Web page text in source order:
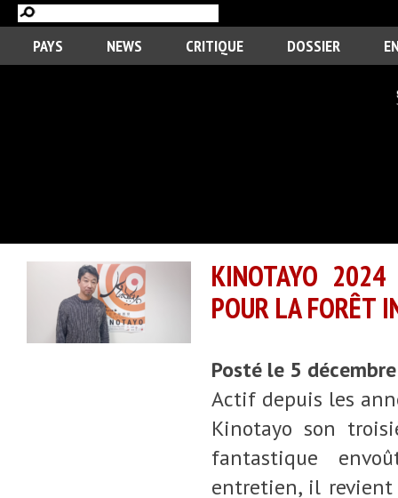
PAYS NEWS CRITIQUE DOSSIER
KINOTAYO 2024
POUR LA FORÊT
Posté le 5
Actif depuis les
Kinotayo son
fantastique
entretien, il revient